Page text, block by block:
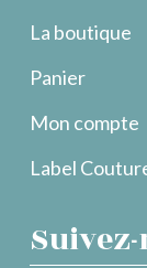
La boutique
Panier
Mon compte
Label